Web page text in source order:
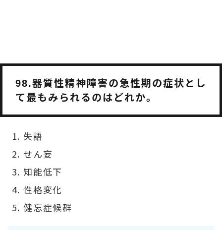
98.器質性精神障害の急性期の症状とし
て最もみられるのはどれか。
失語
せん妄
知能低下
性格変化
健忘症候群